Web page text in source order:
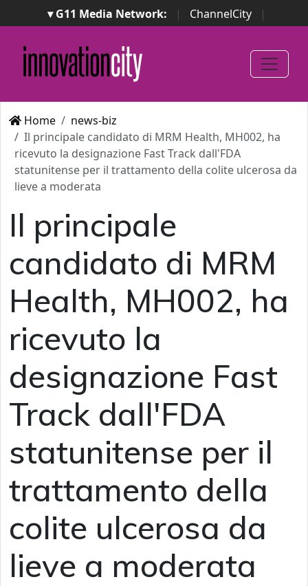
▾ G11 Media Network: | ChannelCity
|
ImpresaCity | SecurityOpenLab | Italian Channel
Awards
Italian Project Awards
Italian Security
Awards
Home
news-biz
Il principale candidato di MRM Health, MH002, ha
ricevuto la designazione Fast Track dall'FDA
statunitense per il trattamento della colite ulcerosa da
lieve a moderata
Il principale
candidato di MRM
Health, MH002, ha
ricevuto la
designazione Fast
Track dall'FDA
statunitense per il
trattamento della
colite ulcerosa da
lieve a moderata